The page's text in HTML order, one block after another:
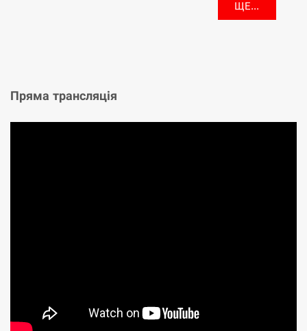
ЩЕ...
Пряма трансляція